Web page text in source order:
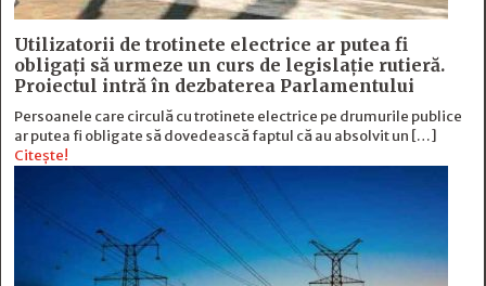
Utilizatorii de trotinete electrice ar putea fi
obligați să urmeze un curs de legislație rutieră.
Proiectul intră în dezbaterea Parlamentului
Persoanele care circulă cu trotinete electrice pe drumurile publice
ar putea fi obligate să dovedească faptul că au absolvit un […]
Citește!